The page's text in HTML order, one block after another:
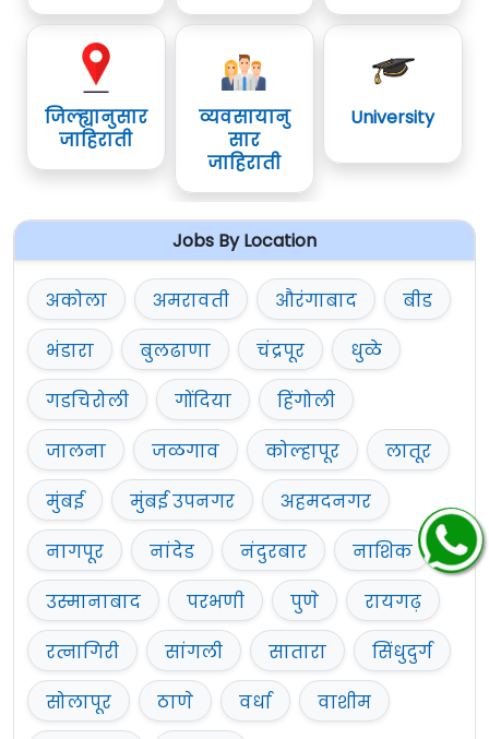
जिल्ह्यानुसार
जाहिराती
व्यवसायानु
सार
जाहिराती
University
Jobs By Location
अकोला अमरावती औरंगाबाद
बीड
भंडारा
बुलढाणा चंद्रपूर
धुळे
गडचिरोली
गोंदिया
हिंगोली
जालना
जळगाव कोल्हापूर
लातूर
मुंबई
मुंबई उपनगर
अहमदनगर
नागपूर
नांदेड नंदुरबार
नाशिक
उस्मानाबाद
परभणी पुणे
रायगढ़
रत्नागिरी
सांगली सातारा
सिंधुदुर्ग
सोलापूर
ठाणे वर्धा
वाशीम